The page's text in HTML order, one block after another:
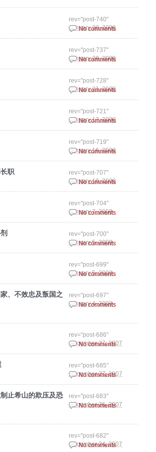
January 30, 2008
rev="post-740"
No comments
January 28, 2008
rev="post-737"
No comments
January 21, 2008
rev="post-728"
No comments
January 17, 2008
rev="post-721"
No comments
January 16, 2008
rev="post-719"
No comments
职
January 10, 2008
rev="post-707"
No comments
January 7, 2008
rev="post-704"
No comments
January 5, 2008
rev="post-700"
No comments
January 5, 2008
rev="post-699"
No comments
、不效忠及叛国之
January 4, 2008
rev="post-697"
No comments
December 27, 2007
rev="post-686"
No comments
December 27, 2007
rev="post-685"
No comments
止希山的欺压及恐
December 26, 2007
rev="post-683"
No comments
December 24, 2007
rev="post-682"
No comments